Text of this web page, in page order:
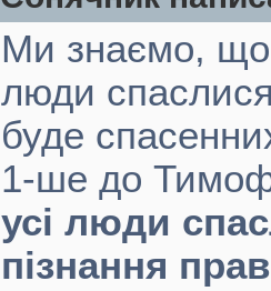
Ми знаємо,
люди
буде
1-ше до
усі люди
пізнання